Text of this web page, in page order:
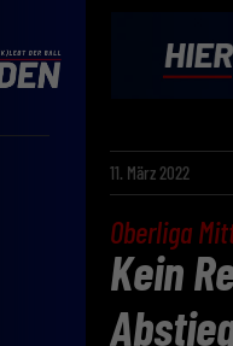
11. März 2022
Oberliga
Kein